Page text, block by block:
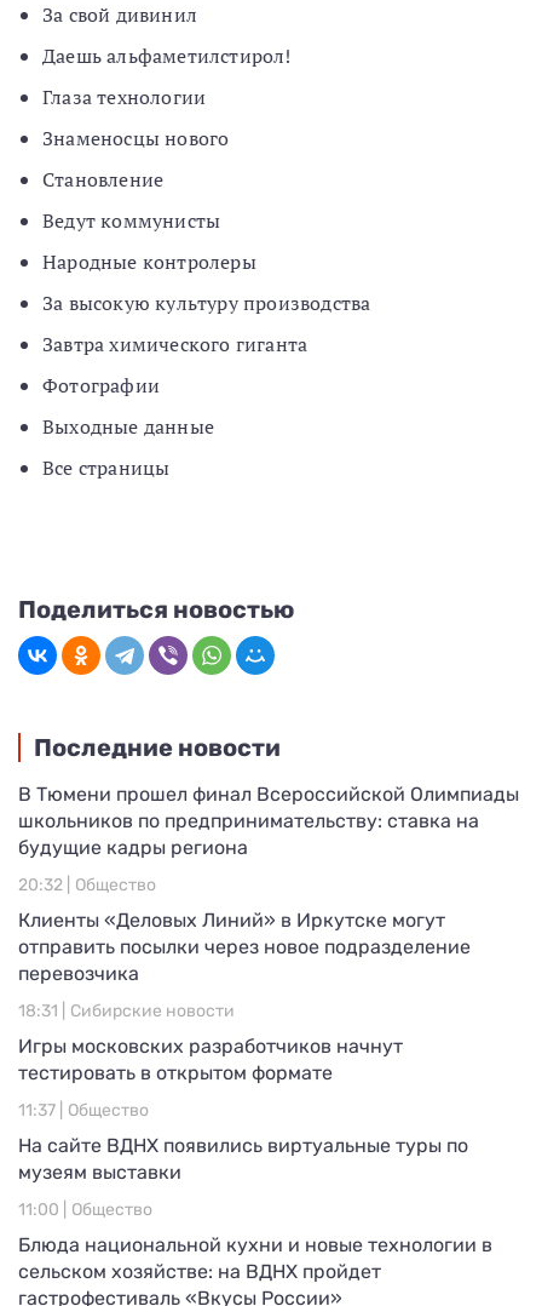
За свой дивинил
Даешь альфаметилстирол!
Глаза технологии
Знаменосцы нового
Становление
Ведут коммунисты
Народные контролеры
За высокую культуру производства
Завтра химического гиганта
Фотографии
Выходные данные
Все страницы
Поделиться новостью
Последние новости
В Тюмени прошел финал Всероссийской Олимпиады
школьников по предпринимательству: ставка на
будущие кадры региона
20:32 | Общество
Клиенты «Деловых Линий» в Иркутске могут
отправить посылки через новое подразделение
перевозчика
18:31 | Сибирские новости
Игры московских разработчиков начнут
тестировать в открытом формате
11:37 | Общество
На сайте ВДНХ появились виртуальные туры по
музеям выставки
11:00 | Общество
Блюда национальной кухни и новые технологии в
сельском хозяйстве: на ВДНХ пройдет
гастрофестиваль «Вкусы России»